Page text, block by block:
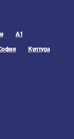
А1
Култура